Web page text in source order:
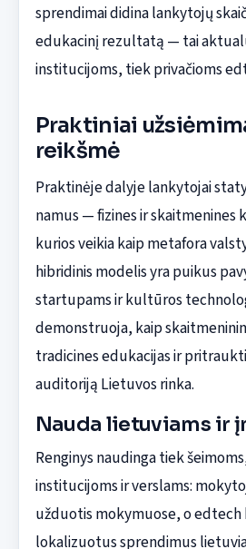
sprendimai didina lankytojų
edukacinį rezultatą — tai
institucijoms, tiek privačioms
Praktiniai
reikšmė
Praktinėje dalyje lankytojai
namus — fizines ir skaitmenines
kurios veikia kaip metafora
hibridinis modelis yra puikus
startupams ir kultūros
demonstruoja, kaip
tradicines edukacijas ir
auditoriją Lietuvos rinka.
Nauda lietuviams ir
Renginys naudinga tiek
institucijoms ir verslams:
užduotis mokymuose, o
lokalizuotus sprendimus